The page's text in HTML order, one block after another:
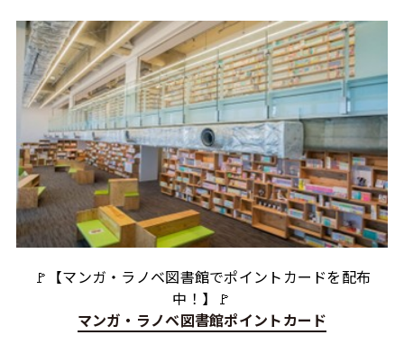
🚩【マンガ・ラノベ図書館でポイントカードを配布
中！】🚩
マンガ・ラノベ図書館ポイントカード